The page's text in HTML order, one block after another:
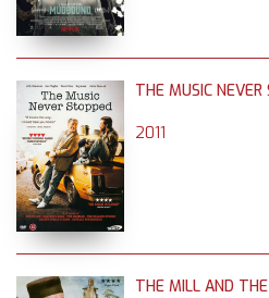
THE MUSIC NEVER
2011
THE MILL AND THE